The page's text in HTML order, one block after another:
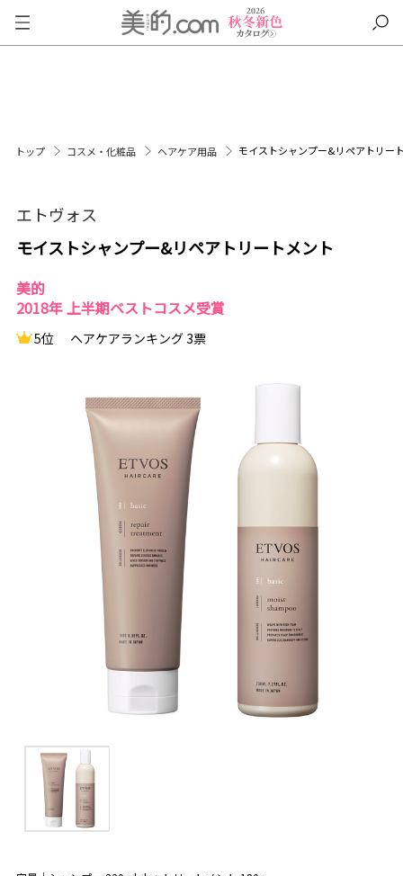
トップ コスメ・化粧品 ヘアケア用品 モイストシャンプー&リペアトリー
エトヴォス
モイストシャンプー&リペアトリートメント
美的
2018年 上半期ベストコスメ受賞
5位 ヘアケアランキング 3票